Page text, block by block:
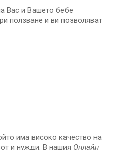
Вас и Вашето бебе
ползване и ви позволяват
има високо качество на
и нужди. В нашия Онлайн